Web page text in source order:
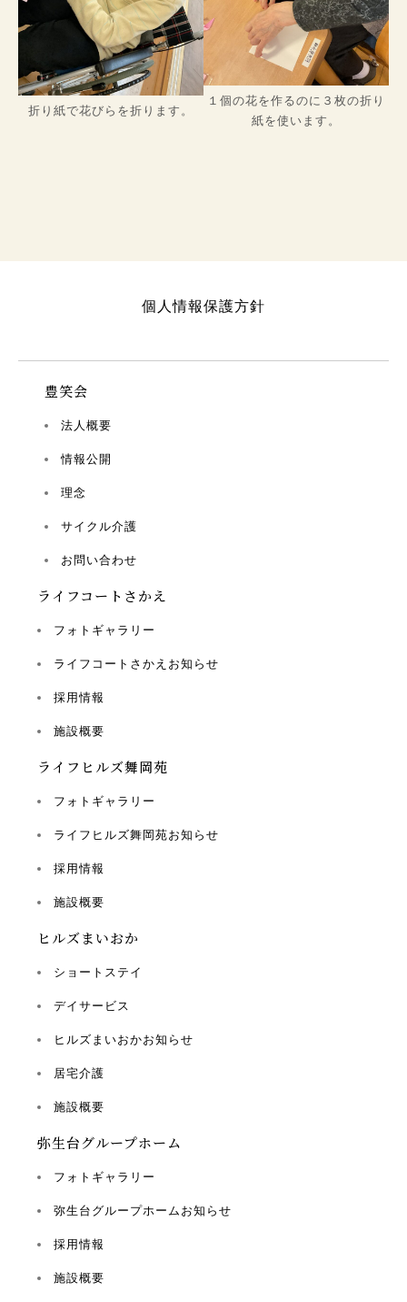
折り紙で花びらを折ります。
１個の花を作るのに３枚の折り
紙を使います。
個人情報保護方針
豊笑会
法人概要
情報公開
理念
サイクル介護
お問い合わせ
ライフコートさかえ
フォトギャラリー
ライフコートさかえお知らせ
採用情報
施設概要
ライフヒルズ舞岡苑
フォトギャラリー
ライフヒルズ舞岡苑お知らせ
採用情報
施設概要
ヒルズまいおか
ショートステイ
デイサービス
ヒルズまいおかお知らせ
居宅介護
施設概要
弥生台グループホーム
フォトギャラリー
弥生台グループホームお知らせ
採用情報
施設概要